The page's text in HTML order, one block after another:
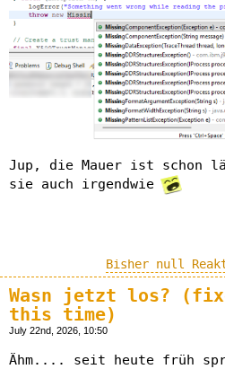
Jup, die Mauer ist schon
sie auch irgendwie
Bisher null
Wasn jetzt los?
this time)
July 22nd, 2026, 10:50
Ähm.... seit heute früh